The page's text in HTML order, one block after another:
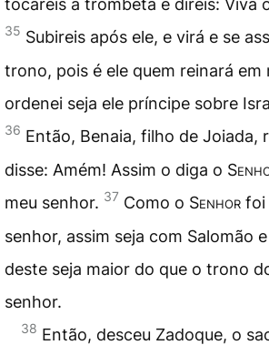
tocareis a trombeta e direis: Viva
35 Subireis após ele, e virá e se
trono, pois é ele quem reinará em
ordenei seja ele príncipe sobre
36 Então, Benaia, filho de Joiada,
disse: Amém! Assim o diga o
meu senhor. 37 Como o Senhor foi
senhor, assim seja com Salomão
deste seja maior do que o trono
senhor.
38 Então, desceu Zadoque, o